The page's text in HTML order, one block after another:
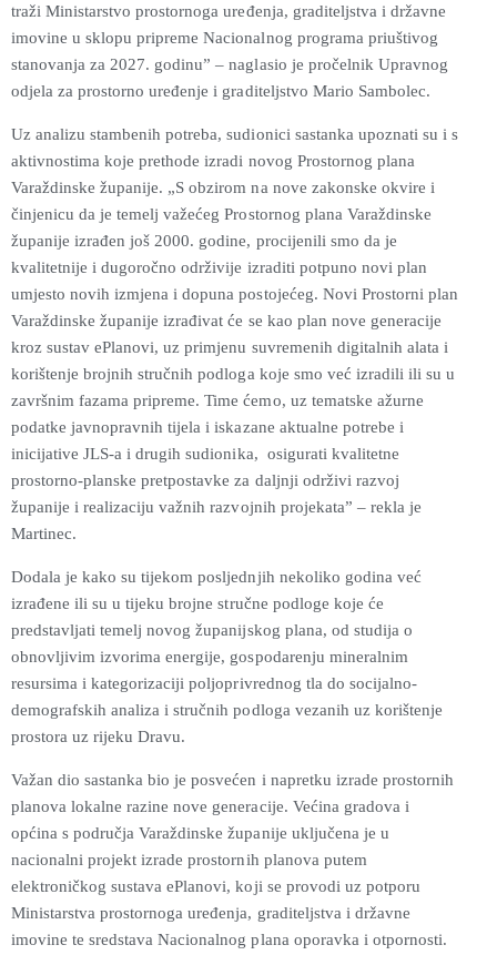
traži Ministarstvo prostornoga uređenja, graditeljstva i državne
imovine u sklopu pripreme Nacionalnog programa priuštivog
stanovanja za 2027. godinu” – naglasio je pročelnik Upravnog
odjela za prostorno uređenje i graditeljstvo Mario Sambolec.
Uz analizu stambenih potreba, sudionici sastanka upoznati su i s
aktivnostima koje prethode izradi novog Prostornog plana
Varaždinske županije. „S obzirom na nove zakonske okvire i
činjenicu da je temelj važećeg Prostornog plana Varaždinske
županije izrađen još 2000. godine, procijenili smo da je
kvalitetnije i dugoročno održivije izraditi potpuno novi plan
umjesto novih izmjena i dopuna postojećeg. Novi Prostorni plan
Varaždinske županije izrađivat će se kao plan nove generacije
kroz sustav ePlanovi, uz primjenu suvremenih digitalnih alata i
korištenje brojnih stručnih podloga koje smo već izradili ili su u
završnim fazama pripreme. Time ćemo, uz tematske ažurne
podatke javnopravnih tijela i iskazane aktualne potrebe i
inicijative JLS-a i drugih sudionika, osigurati kvalitetne
prostorno-planske pretpostavke za daljnji održivi razvoj
županije i realizaciju važnih razvojnih projekata” – rekla je
Martinec.
Dodala je kako su tijekom posljednjih nekoliko godina već
izrađene ili su u tijeku brojne stručne podloge koje će
predstavljati temelj novog županijskog plana, od studija o
obnovljivim izvorima energije, gospodarenju mineralnim
resursima i kategorizaciji poljoprivrednog tla do socijalno-
demografskih analiza i stručnih podloga vezanih uz korištenje
prostora uz rijeku Dravu.
Važan dio sastanka bio je posvećen i napretku izrade prostornih
planova lokalne razine nove generacije. Većina gradova i
općina s područja Varaždinske županije uključena je u
nacionalni projekt izrade prostornih planova putem
elektroničkog sustava ePlanovi, koji se provodi uz potporu
Ministarstva prostornoga uređenja, graditeljstva i državne
imovine te sredstava Nacionalnog plana oporavka i otpornosti.